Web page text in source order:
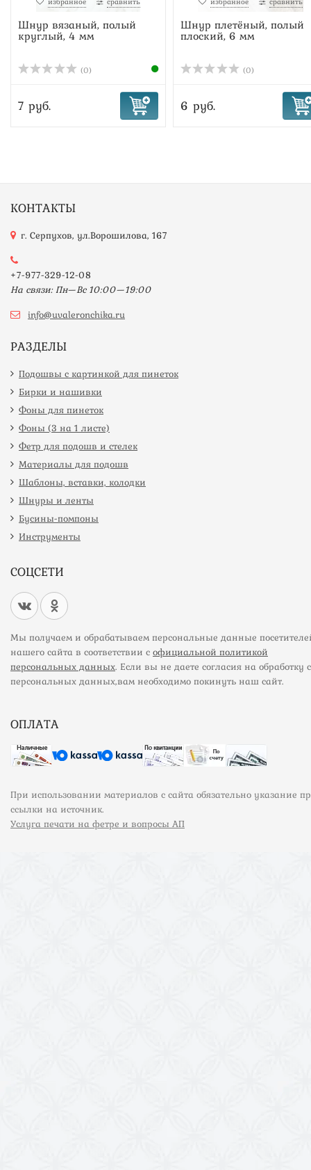
Шнур вязаный, полый
круглый, 4 мм
(0)
7 руб.
Шнур плетёный, полый
плоский, 6 мм
(0)
6 руб.
КОНТАКТЫ
г. Серпухов, ул.Ворошилова, 167
+7-977-329-12-08
На связи: Пн—Вс 10:00—19:00
info@uvaleronchika.ru
РАЗДЕЛЫ
Подошвы с картинкой для пинеток
Бирки и нашивки
Фоны для пинеток
Фоны (3 на 1 листе)
Фетр для подошв и стелек
Материалы для подошв
Шаблоны, вставки, колодки
Шнуры и ленты
Бусины-помпоны
Инструменты
СОЦСЕТИ
Мы получаем и обрабатываем персональные данные
нашего сайта в соответствии с официальной политикой
персональных данных. Если вы не даете согласия на обработку
персональных данных,вам необходимо покинуть наш сайт.
ОПЛАТА
При использовании материалов с сайта обязательно указание
ссылки на источник.
Услуга печати на фетре и вопросы АП